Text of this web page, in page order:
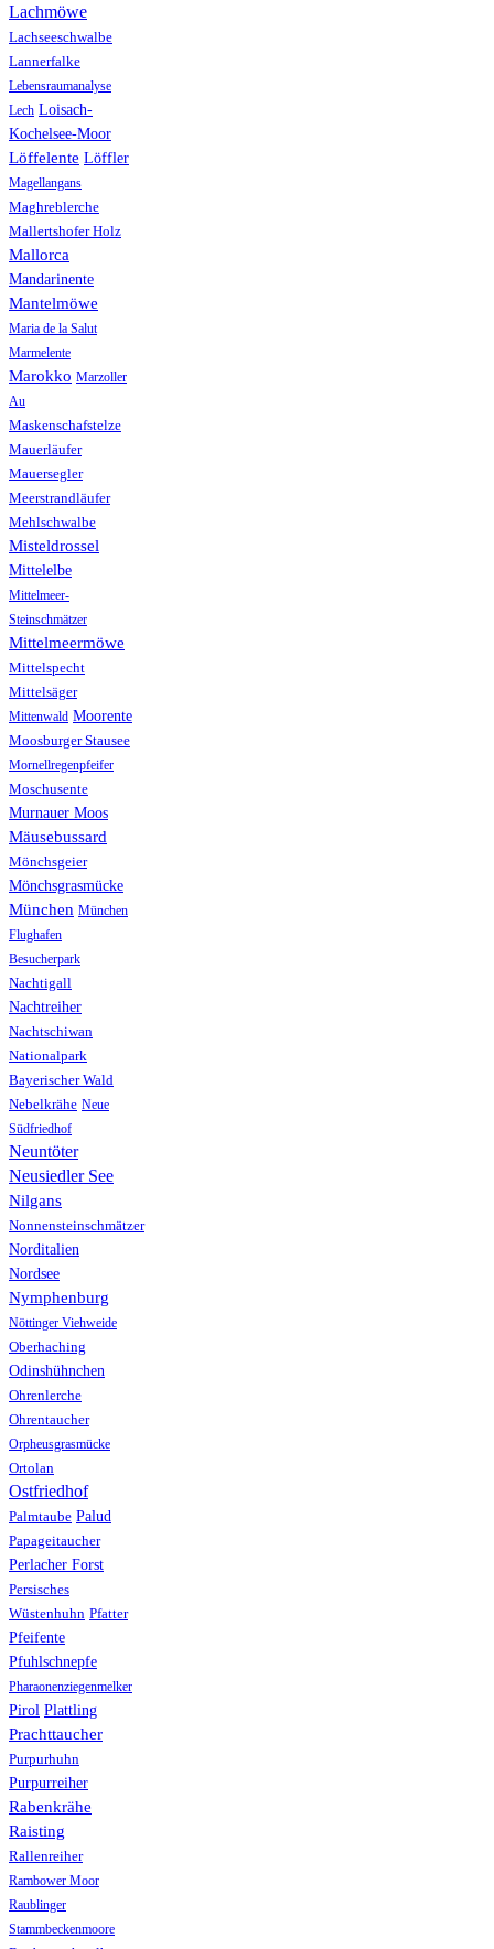
Lachmöwe
Lachseeschwalbe
Lannerfalke
Lebensraumanalyse
Lech Loisach-
Kochelsee-Moor
Löffelente Löffler
Magellangans
Maghreblerche
Mallertshofer Holz
Mallorca
Mandarinente
Mantelmöwe
Maria de la Salut
Marmelente
Marokko Marzoller
Au
Maskenschafstelze
Mauerläufer
Mauersegler
Meerstrandläufer
Mehlschwalbe
Misteldrossel
Mittelelbe
Mittelmeer-
Steinschmätzer
Mittelmeermöwe
Mittelspecht
Mittelsäger
Mittenwald Moorente
Moosburger Stausee
Mornellregenpfeifer
Moschusente
Murnauer Moos
Mäusebussard
Mönchsgeier
Mönchsgrasmücke
München München
Flughafen
Besucherpark
Nachtigall
Nachtreiher
Nachtschiwan
Nationalpark
Bayerischer Wald
Nebelkrähe Neue
Südfriedhof
Neuntöter
Neusiedler See
Nilgans
Nonnensteinschmätzer
Norditalien
Nordsee
Nymphenburg
Nöttinger Viehweide
Oberhaching
Odinshühnchen
Ohrenlerche
Ohrentaucher
Orpheusgrasmücke
Ortolan
Ostfriedhof
Palmtaube Palud
Papageitaucher
Perlacher Forst
Persisches
Wüstenhuhn Pfatter
Pfeifente
Pfuhlschnepfe
Pharaonenziegenmelker
Pirol Plattling
Prachttaucher
Purpurhuhn
Purpurreiher
Rabenkrähe
Raisting
Rallenreiher
Rambower Moor
Raublinger
Stammbeckenmoore